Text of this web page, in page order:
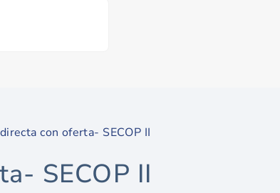
con oferta- SECOP II
SECOP II